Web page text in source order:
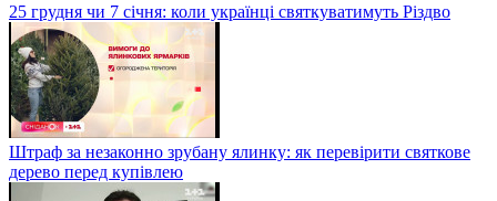
25 грудня чи 7 січня: коли українці святкуватимуть Різдво
Штраф за незаконно зрубану ялинку: як перевірити святкове
дерево перед купівлею